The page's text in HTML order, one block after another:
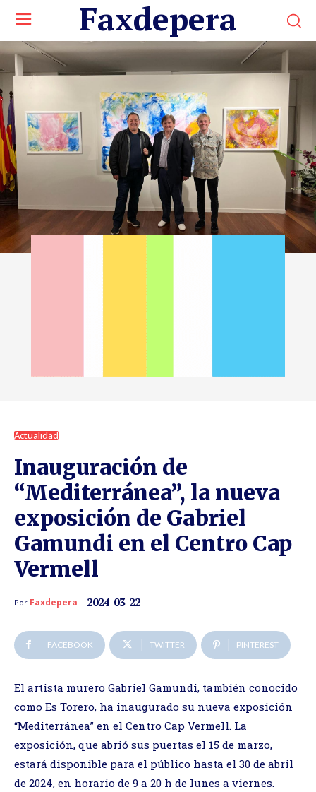
Faxdepera
Actualidad
Inauguración de
“Mediterránea”, la nueva
exposición de Gabriel
Gamundi en el Centro Cap
Vermell
Por Faxdepera 2024-03-22
FACEBOOK TWITTER PINTEREST
El artista murero Gabriel Gamundi, también conocido
como Es Torero, ha inaugurado su nueva exposición
“Mediterránea” en el Centro Cap Vermell. La
exposición, que abrió sus puertas el 15 de marzo,
estará disponible para el público hasta el 30 de abril
de 2024, en horario de 9 a 20 h de lunes a viernes.